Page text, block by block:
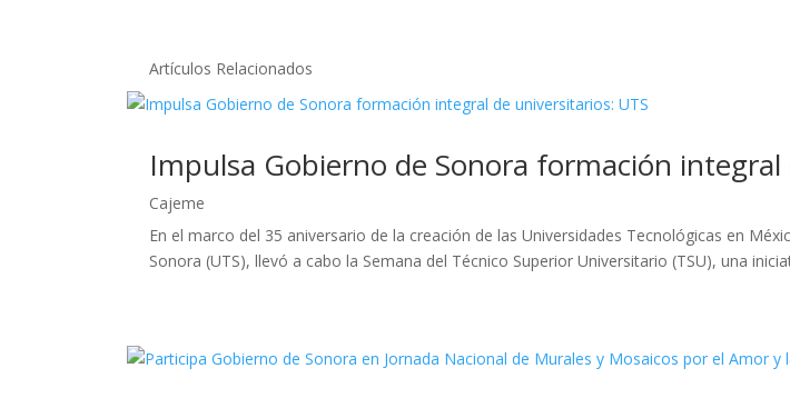
Artículos Relacionados
Impulsa Gobierno de Sonora formación
Cajeme
En el marco del 35 aniversario de la creación de las Universidades Tecnológicas en
Sonora (UTS), llevó a cabo la Semana del Técnico Superior Universitario (TSU), una